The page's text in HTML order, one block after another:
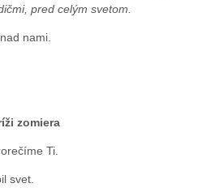
pred celým svetom.
nami.
zomiera
Ti.
svet.